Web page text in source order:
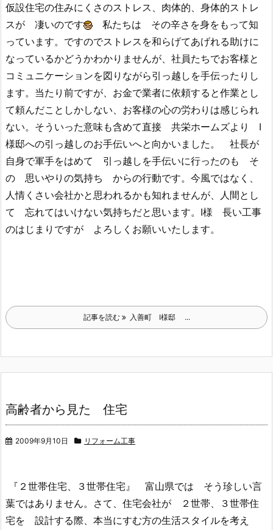
仮設住宅の住みにくさのストレス、肉体的、身体的ストレ
スが 凄いのです
私たちは その辛さを身をもって知
っています。ですのでストレスを和らげてあげれる助けに
なっているかどうかわかりませんが、社員たちでお客様と
コミュニケーションを図りながら引っ越しを手伝ったりし
ます。当たり前ですが、お金で業者に依頼すると作業とし
て頼んだことしかしない、お客様の心の労わりは感じられ
ない。そういった意味も含めて直接 共栄ホームズより I
様邸への引っ越しのお手伝いへと向かいました。 社長が
自身で軍手をはめて 引っ越しを手伝いに行ったのも そ
の 思いやりの気持ち からの行動です。今風ではなく、
人情くさい会社かと思われるかも知れませんが、人間とし
て 忘れてはいけない気持ちだと思います。I様 長い工事
のはじまりですが よろしくお願いいたします。
記事を読む 入善町 I様邸 ...
高齢者から見た 住宅
2009年9月10日 リフォーム工事
『２世帯住宅、３世帯住宅』 富山県では そう珍しい言
葉ではありません。さて、住宅会社が ２世帯、３世帯住
宅を 設計する際、本当にすむ方の生活スタイルを考え